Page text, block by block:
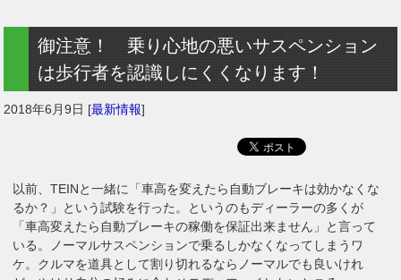
御注意！ 乗り心地の悪いサスペンション
は歩行者を認識しにくくなります！
2018年6月9日 [最新情報]
以前、TEINと一緒に「車高を変えたら自動ブレーキは効かなくな
るか？」という試験を行った。というのもディーラーの多くが
「車高変えたら自動ブレーキの稼働を保証出来ません」と言って
いる。ノーマルサスペンションで乗るしかなくなってしまうワ
ケ。クルマを道具として割り切れるならノーマルでも良いけれ